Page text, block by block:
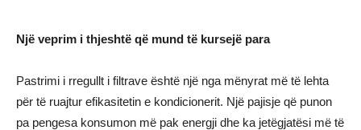
Një veprim i thjeshtë që mund të kursejë para
Pastrimi i rregullt i filtrave është një nga mënyrat më të lehta
për të ruajtur efikasitetin e kondicionerit. Një pajisje që punon
pa pengesa konsumon më pak energji dhe ka jetëgjatësi më të